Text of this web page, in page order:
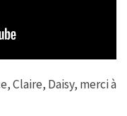
Claire, Daisy, merci à